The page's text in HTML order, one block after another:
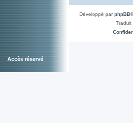
Accès réservé
Développé parphpBB
Traduit